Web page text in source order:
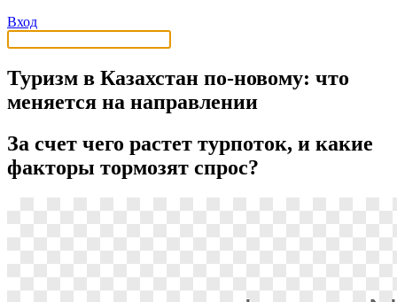
Вход
Туризм в Казахстан по-новому: что
меняется на направлении
За счет чего растет турпоток, и какие
факторы тормозят спрос?